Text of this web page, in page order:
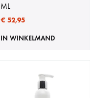
ML
€ 52,95
IN WINKELMAND